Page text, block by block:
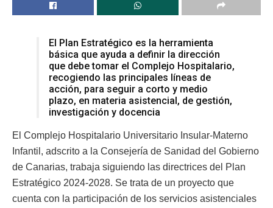
El Plan Estratégico es la herramienta
básica que ayuda a definir la dirección
que debe tomar el Complejo Hospitalario,
recogiendo las principales líneas de
acción, para seguir a corto y medio
plazo, en materia asistencial, de gestión,
investigación y docencia
El Complejo Hospitalario Universitario Insular-Materno
Infantil, adscrito a la Consejería de Sanidad del Gobierno
de Canarias, trabaja siguiendo las directrices del Plan
Estratégico 2024-2028. Se trata de un proyecto que
cuenta con la participación de los servicios asistenciales